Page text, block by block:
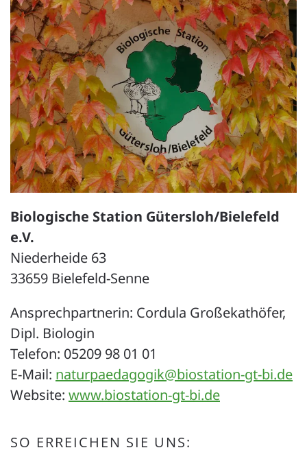
Biologische Station Gütersloh/Bielefeld
e.V.
Niederheide 63
33659 Bielefeld-Senne
Ansprechpartnerin: Cordula Großekathöfer,
Dipl. Biologin
Telefon: 05209 98 01 01
E-Mail: naturpaedagogik@biostation-gt-bi.de
Website: www.biostation-gt-bi.de
SO ERREICHEN SIE UNS: